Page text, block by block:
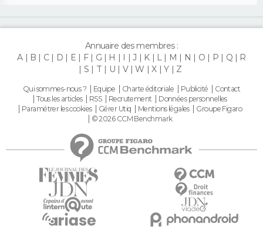
Annuaire des membres :
A
B C D E F G H I J K L M N O P Q
R
S
T U V W X Y Z
Qui sommes-nous ? Equipe Charte éditoriale Publicité
Contact
Tous les articles
RSS Recrutement
Données personnelles
Paramétrer les cookies
Gérer Utiq Mentions légales
Groupe Figaro
© 2026 CCM Benchmark